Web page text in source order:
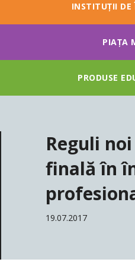
INSTITUȚII
PIAȚA
PRODUSE
Reguli
finală în
19.07.2017